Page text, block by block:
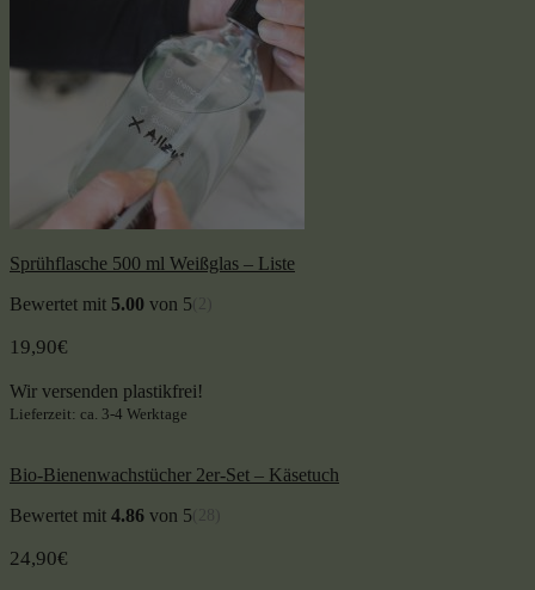
Sprühflasche 500 ml Weißglas – Liste
Bewertet mit 5.00 von 5
19,90€
Wir versenden plastikfrei!
Lieferzeit: ca. 3-4 Werktage
Bio-Bienenwachstücher 2er-Set – Käsetuch
Bewertet mit 4.86 von 5
24,90€